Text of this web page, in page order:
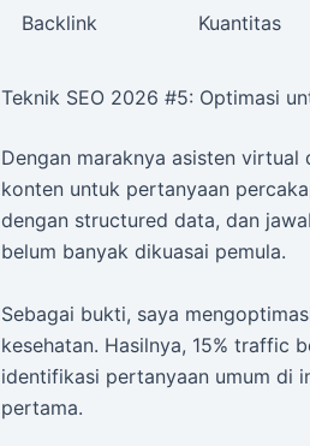
Backlink Kuantitas
Teknik SEO 2026 #5: Optimasi
Dengan maraknya asisten
konten untuk pertanyaan
dengan structured data, dan
belum banyak dikuasai pemula.
Sebagai bukti, saya
kesehatan. Hasilnya, 15% traffic
identifikasi pertanyaan umum di
pertama.